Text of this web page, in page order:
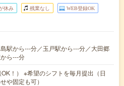
休み 残業なし WEB登録OK
駅から---分／玉戸駅から---分／大田郷
ら---分
！） ※希望のシフトを毎月提出（日
や固定も可）